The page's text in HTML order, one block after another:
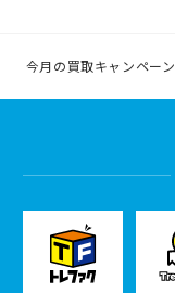
今月の買取キャンペーン